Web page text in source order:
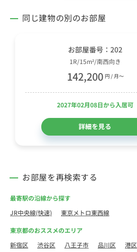
同じ建物の別のお部屋
お部屋番号：202
1R/15m²/南西向き
142,200 円 / 月〜
2027年02月08日から入居可
詳細を見る
お部屋を再検索する
最寄駅の沿線から探す
JR中央線(快速)
東京メトロ東西線
東京都のおススメのエリア
新宿区
渋谷区 八王子市 品川区 港区